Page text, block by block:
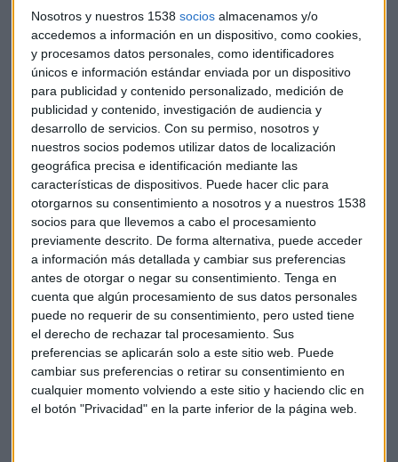
Nosotros y nuestros 1538 socios almacenamos y/o
accedemos a información en un dispositivo, como cookies,
y procesamos datos personales, como identificadores
únicos e información estándar enviada por un dispositivo
para publicidad y contenido personalizado, medición de
publicidad y contenido, investigación de audiencia y
desarrollo de servicios. Con su permiso, nosotros y
nuestros socios podemos utilizar datos de localización
geográfica precisa e identificación mediante las
características de dispositivos. Puede hacer clic para
otorgarnos su consentimiento a nosotros y a nuestros 1538
socios para que llevemos a cabo el procesamiento
previamente descrito. De forma alternativa, puede acceder
a información más detallada y cambiar sus preferencias
antes de otorgar o negar su consentimiento. Tenga en
cuenta que algún procesamiento de sus datos personales
puede no requerir de su consentimiento, pero usted tiene
el derecho de rechazar tal procesamiento. Sus
preferencias se aplicarán solo a este sitio web. Puede
cambiar sus preferencias o retirar su consentimiento en
cualquier momento volviendo a este sitio y haciendo clic en
el botón "Privacidad" en la parte inferior de la página web.
CONSULTORIO
Los tres índices europeos de Moro para aprovechar el
"tsunami alcista"
Pedro Díaz